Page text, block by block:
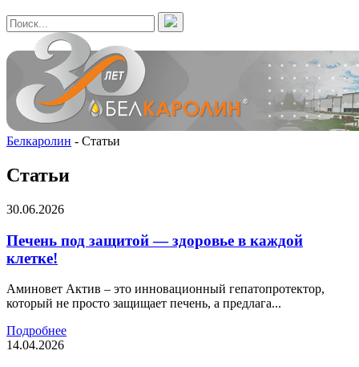
Белкаролин - Статьи
Статьи
30.06.2026
Печень под защитой — здоровье в каждой
клетке!
Аминовет Актив – это инновационный гепатопротектор,
который не просто защищает печень, а предлага...
Подробнее
14.04.2026